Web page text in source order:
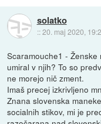
solatko
::20. maj 2020,
Scaramouche1 -
umiral v njih? To so
ne morejo nič zment.
Imaš precej izkrivljeno
Znana slovenska
socialnih stikov, mi je